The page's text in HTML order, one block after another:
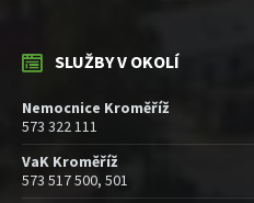
SLUŽBY V OKOLÍ
Nemocnice Kroměříž
573 322 111
VaK Kroměříž
573 517 500, 501